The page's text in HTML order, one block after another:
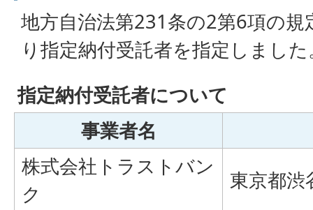
地方自治法第231条の2第6項の
り指定納付受託者を指定しまし
指定納付受託者について
事業者名
株式会社トラストバン
ク
東京都